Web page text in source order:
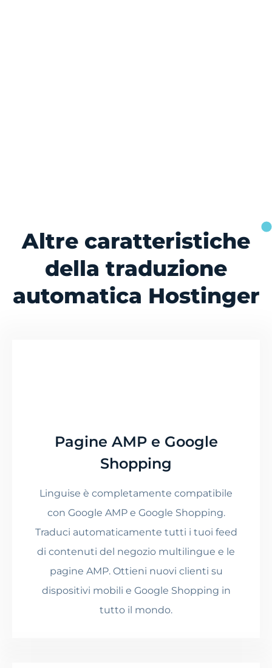
Altre caratteristiche
della traduzione
automatica Hostinger
Pagine AMP e Google
Shopping
Linguise è completamente compatibile
con Google AMP e Google Shopping.
Traduci automaticamente tutti i tuoi feed
di contenuti del negozio multilingue e le
pagine AMP. Ottieni nuovi clienti su
dispositivi mobili e Google Shopping in
tutto il mondo.